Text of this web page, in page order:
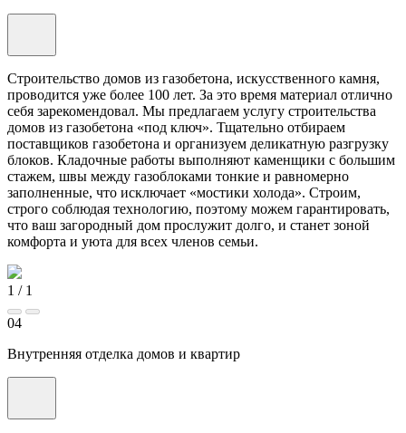
Строительство домов из газобетона, искусственного камня,
проводится уже более 100 лет. За это время материал отлично
себя зарекомендовал. Мы предлагаем услугу строительства
домов из газобетона «под ключ». Тщательно отбираем
поставщиков газобетона и организуем деликатную разгрузку
блоков. Кладочные работы выполняют каменщики с большим
стажем, швы между газоблоками тонкие и равномерно
заполненные, что исключает «мостики холода». Строим,
строго соблюдая технологию, поэтому можем гарантировать,
что ваш загородный дом прослужит долго, и станет зоной
комфорта и уюта для всех членов семьи.
1 / 1
04
Внутренняя отделка домов и квартир